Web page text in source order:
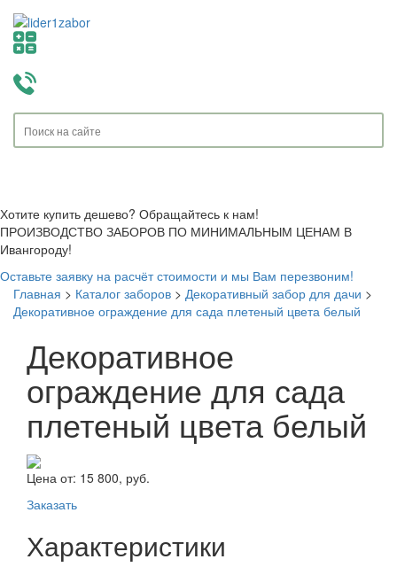
Хотите купить дешево? Обращайтесь к нам!
ПРОИЗВОДСТВО ЗАБОРОВ ПО МИНИМАЛЬНЫМ ЦЕНАМ В
Ивангороду!
Оставьте заявку на расчёт стоимости и мы Вам перезвоним!
Главная > Каталог заборов > Декоративный забор для дачи >
Декоративное ограждение для сада плетеный цвета белый
Декоративное
ограждение для сада
плетеный цвета белый
Цена от: 15 800, руб.
Заказать
Характеристики